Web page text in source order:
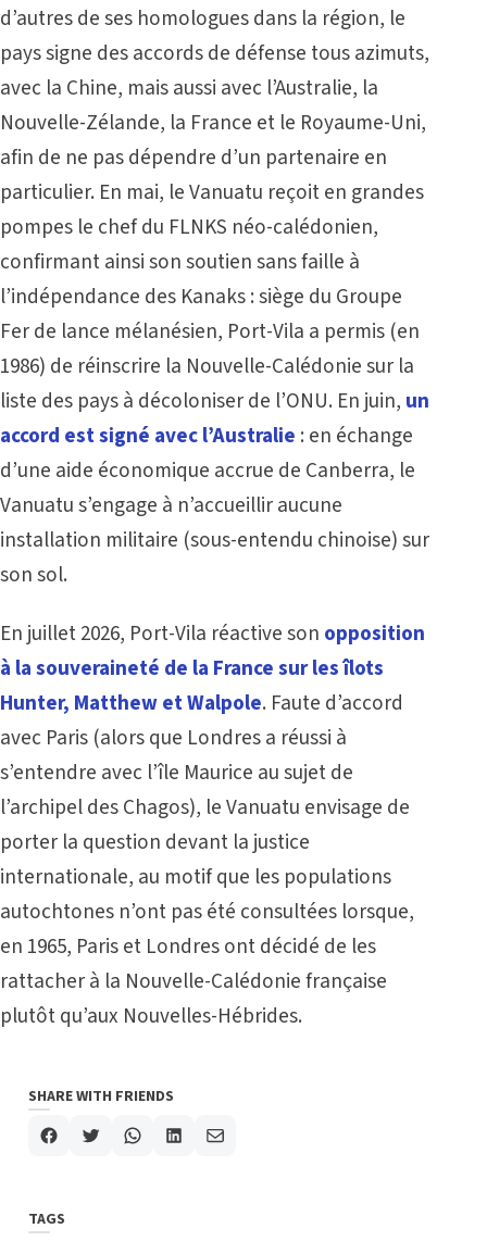
d’autres de ses homologues dans la région, le
pays signe des accords de défense tous azimuts,
avec la Chine, mais aussi avec l’Australie, la
Nouvelle-Zélande, la France et le Royaume-Uni,
afin de ne pas dépendre d’un partenaire en
particulier. En mai, le Vanuatu reçoit en grandes
pompes le chef du FLNKS néo-calédonien,
confirmant ainsi son soutien sans faille à
l’indépendance des Kanaks : siège du Groupe
Fer de lance mélanésien, Port-Vila a permis (en
1986) de réinscrire la Nouvelle-Calédonie sur la
liste des pays à décoloniser de l’ONU. En juin, un
accord est signé avec l’Australie : en échange
d’une aide économique accrue de Canberra, le
Vanuatu s’engage à n’accueillir aucune
installation militaire (sous-entendu chinoise) sur
son sol.
En juillet 2026, Port-Vila réactive son opposition
à la souveraineté de la France sur les îlots
Hunter, Matthew et Walpole. Faute d’accord
avec Paris (alors que Londres a réussi à
s’entendre avec l’île Maurice au sujet de
l’archipel des Chagos), le Vanuatu envisage de
porter la question devant la justice
internationale, au motif que les populations
autochtones n’ont pas été consultées lorsque,
en 1965, Paris et Londres ont décidé de les
rattacher à la Nouvelle-Calédonie française
plutôt qu’aux Nouvelles-Hébrides.
SHARE WITH FRIENDS
TAGS